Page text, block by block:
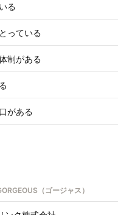
る
っている
制がある
がある
（ゴージャス）